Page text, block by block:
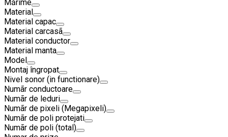
Mărime
Material
Material capac
Material carcasã
Material conductor
Material manta
Model
Montaj îngropat
Nivel sonor (in functionare)
Numãr conductoare
Numãr de leduri
Numãr de pixeli (Megapixeli)
Numãr de poli protejati
Numãr de poli (total)